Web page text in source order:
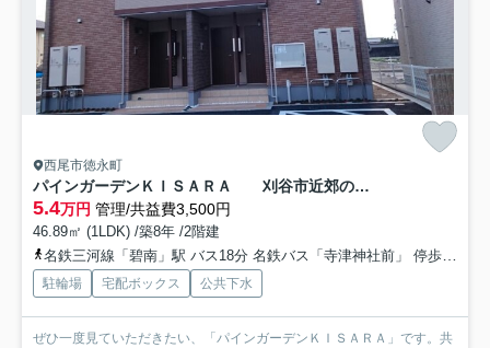
西尾市徳永町
パインガーデンＫＩＳＡＲＡ 刈谷市近郊の賃貸はクラスホーム刈谷店
5.4万円 管理/共益費3,500円
46.89㎡ (1LDK) /築8年 /2階建
名鉄三河線「碧南」駅 バス18分 名鉄バス「寺津神社前」 停歩10分
駐輪場 宅配ボックス 公共下水
ぜひ一度見ていただきたい、「パインガーデンＫＩＳＡＲＡ」です。共